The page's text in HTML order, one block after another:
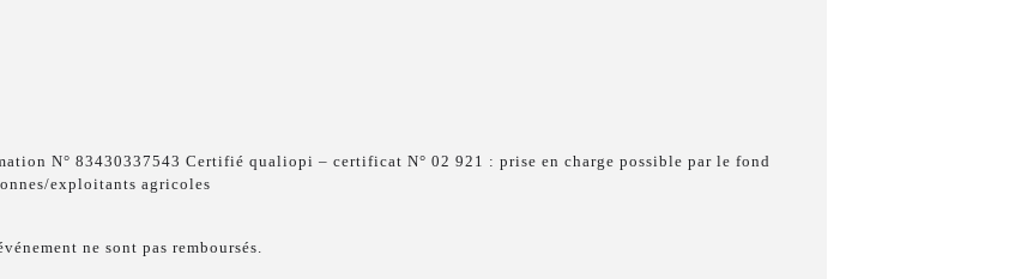
N° 83430337543 Certifié qualiopi – certificat N° 02 921 : prise en charge possible par le fond
exploitants agricoles
ne sont pas remboursés.